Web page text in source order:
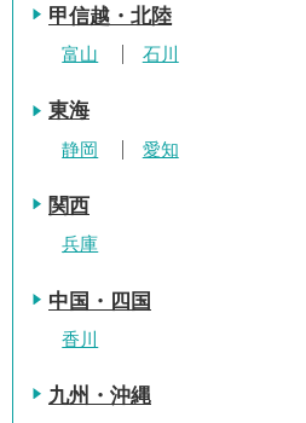
甲信越・北陸
富山 石川
東海
静岡 愛知
関西
兵庫
中国・四国
香川
九州・沖縄